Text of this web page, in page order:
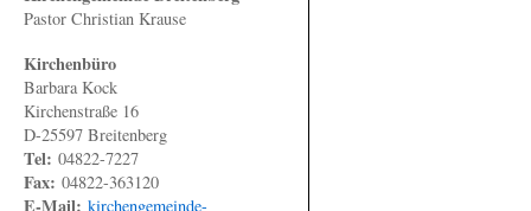
Pastor Christian Krause
Kirchenbüro
Barbara Kock
Kirchenstraße 16
D-25597 Breitenberg
Tel: 04822-7227
Fax: 04822-363120
E-Mail: kirchengemeinde-